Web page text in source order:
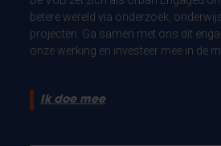
betere wereld via onderzoek,
projecten. Ga samen met ons dit
onze werking en investeer mee in de
Ik doe mee